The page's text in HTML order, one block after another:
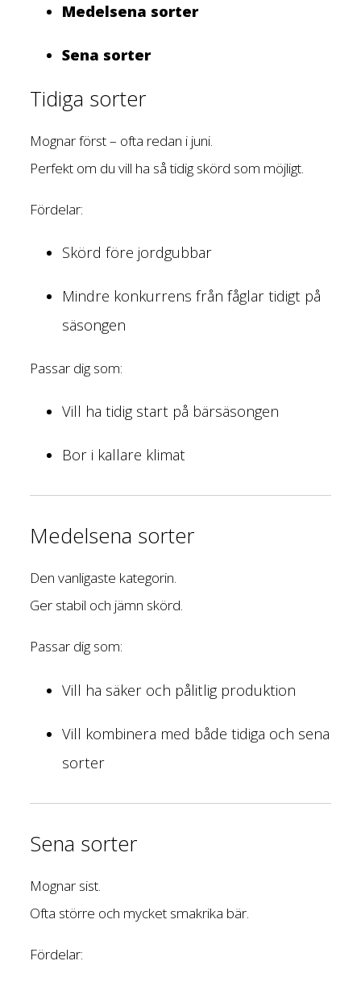
Medelsena sorter
Sena sorter
Tidiga sorter
Mognar först – ofta redan i juni.
Perfekt om du vill ha så tidig skörd som möjligt.
Fördelar:
Skörd före jordgubbar
Mindre konkurrens från fåglar tidigt på
säsongen
Passar dig som:
Vill ha tidig start på bärsäsongen
Bor i kallare klimat
Medelsena sorter
Den vanligaste kategorin.
Ger stabil och jämn skörd.
Passar dig som:
Vill ha säker och pålitlig produktion
Vill kombinera med både tidiga och sena
sorter
Sena sorter
Mognar sist.
Ofta större och mycket smakrika bär.
Fördelar: